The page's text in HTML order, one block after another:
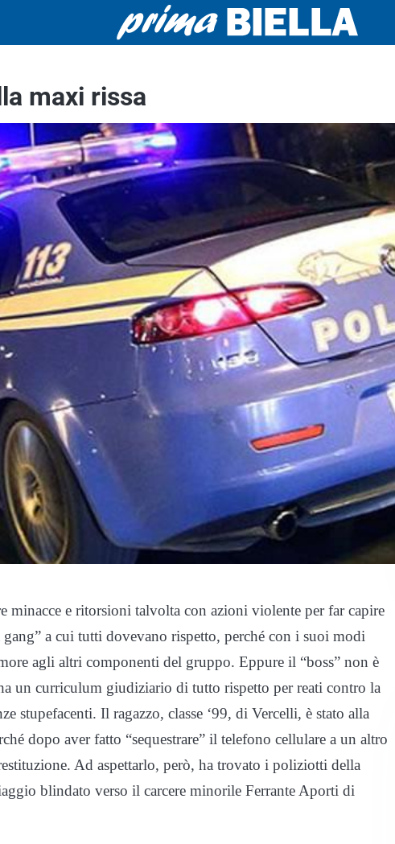
maxi rissa
minacce e ritorsioni talvolta con azioni violente per far capire
a cui tutti dovevano rispetto, perché con i suoi modi
agli altri componenti del gruppo. Eppure il “boss” non è
un curriculum giudiziario di tutto rispetto per reati contro la
stupefacenti. Il ragazzo, classe ‘99, di Vercelli, è stato alla
dopo aver fatto “sequestrare” il telefono cellulare a un altro
Ad aspettarlo, però, ha trovato i poliziotti della
blindato verso il carcere minorile Ferrante Aporti di